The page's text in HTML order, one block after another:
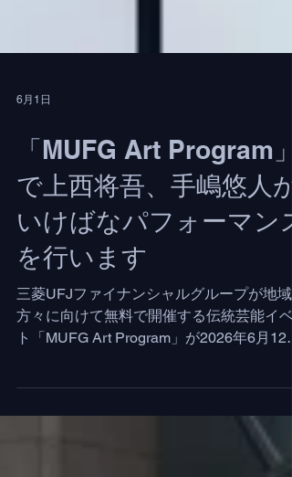
6月1日
「MUFG Art Program」
で上西将吾、手嶋悠人が
いけばなパフォーマンス
を行います
三菱UFJファイナンシャルグループが地域
と手嶋悠人がいけばなパフォーマンスを行
ます。 ぜひ皆さまお誘いあわせの上、お越
しください。 日時：2026年6月12日（金）